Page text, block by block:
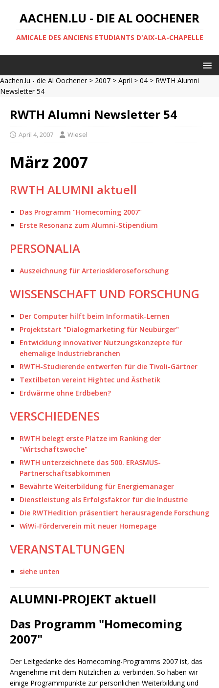
AACHEN.LU - DIE AL OOCHENER
AMICALE DES ANCIENS ETUDIANTS D'AIX-LA-CHAPELLE
Aachen.lu - die Al Oochener> 2007 > April > 04 > RWTH Alumni
Newsletter 54
RWTH Alumni Newsletter 54
April 4, 2007 Wiesel
März 2007
RWTH ALUMNI aktuell
Das Programm "Homecoming 2007"
Erste Resonanz zum Alumni-Stipendium
PERSONALIA
Auszeichnung für Arterioskleroseforschung
WISSENSCHAFT UND FORSCHUNG
Der Computer hilft beim Informatik-Lernen
Projektstart "Dialogmarketing für Neubürger"
Entwicklung innovativer Nutzungskonzepte für
ehemalige Industriebranchen
RWTH-Studierende entwerfen für die Tivoli-Gärtner
Textilbeton vereint Hightec und Ästhetik
Erdwärme ohne Erdbeben?
VERSCHIEDENES
RWTH belegt erste Plätze im Ranking der
"Wirtschaftswoche"
RWTH unterzeichnete das 500. ERASMUS-
Partnerschaftsabkommen
Bewährte Weiterbildung für Energiemanager
Dienstleistung als Erfolgsfaktor für die Industrie
Die RWTHedition präsentiert herausragende Forschung
WiWi-Förderverein mit neuer Homepage
VERANSTALTUNGEN
siehe unten
ALUMNI-PROJEKT aktuell
Das Programm "Homecoming
2007"
Der Leitgedanke des Homecoming-Programms 2007 ist, das
Angenehme mit dem Nützlichen zu verbinden. So haben wir
einige Programmpunkte zur persönlichen Weiterbildung und